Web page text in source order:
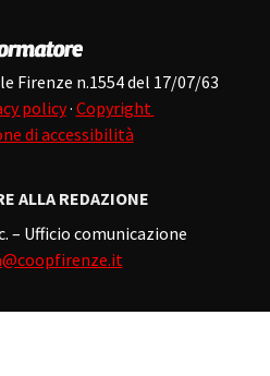
Firenze n.1554 del 17/07/63
policy· Copyright
di accessibilità
ALLA REDAZIONE
– Ufficio comunicazione